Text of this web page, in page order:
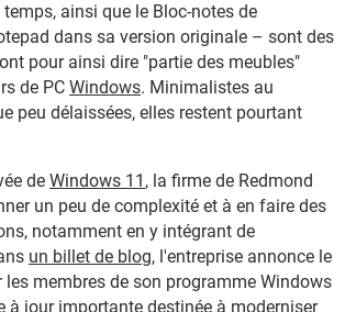
ainsi que le Bloc-notes de
dans sa version originale – sont des
pour ainsi dire "partie des meubles"
de PC Windows. Minimalistes au
peu délaissées, elles restent pourtant
de Windows 11 , la firme de Redmond
un peu de complexité et à en faire des
notamment en y intégrant de
un billet de blog, l'entreprise annonce le
les membres de son programme Windows
à jour importante destinée à moderniser